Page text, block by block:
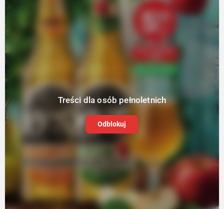
Treści dla osób pełnoletnich
Odblokuj